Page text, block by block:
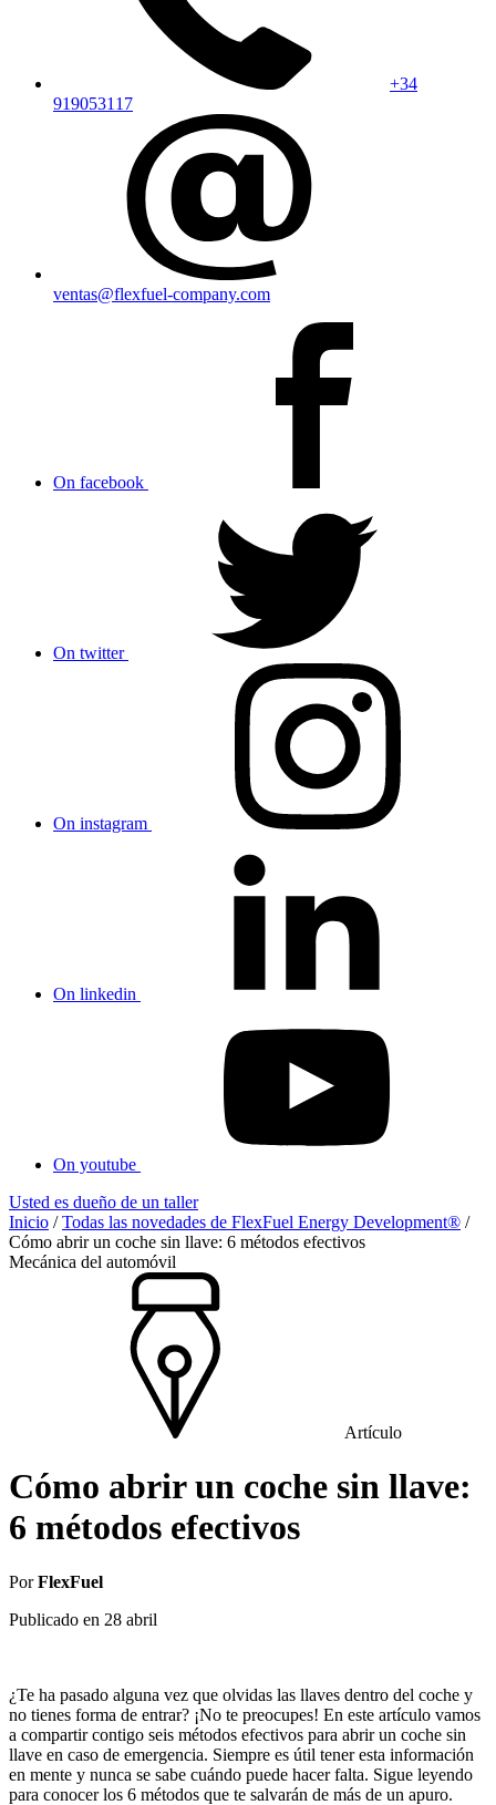
+34
919053117
ventas@flexfuel-company.com
On facebook
On twitter
On instagram
On linkedin
On youtube
Usted es dueño de un taller
Inicio /Todas las novedades de FlexFuel Energy Development® /
Cómo abrir un coche sin llave: 6 métodos efectivos
Mecánica del automóvil
Artículo
Cómo abrir un coche sin llave:
6 métodos efectivos
PorFlexFuel
Publicado en 28 abril
¿Te ha pasado alguna vez que olvidas las llaves dentro del coche y
no tienes forma de entrar? ¡No te preocupes! En este artículo vamos
a compartir contigo seis métodos efectivos para abrir un coche sin
llave en caso de emergencia. Siempre es útil tener esta información
en mente y nunca se sabe cuándo puede hacer falta. Sigue leyendo
para conocer los 6 métodos que te salvarán de más de un apuro.